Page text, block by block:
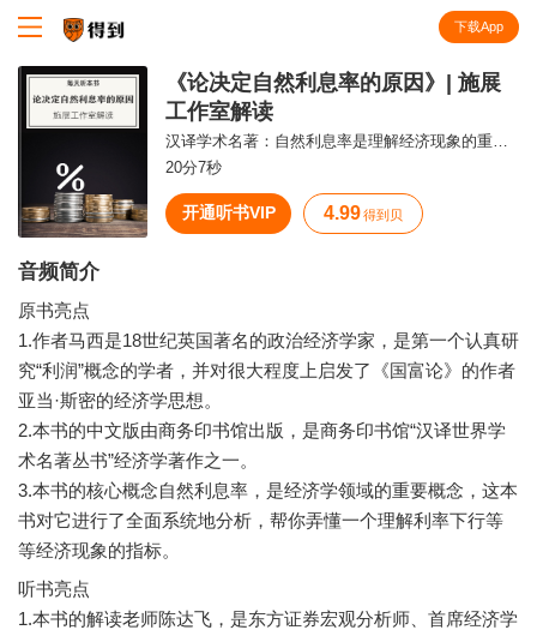
下载App
《论决定自然利息率的原因》| 施展
工作室解读
汉译学术名著：自然利息率是理解经济现象的重要指标。
20分7秒
开通听书VIP 4.99 得到贝
音频简介
原书亮点
1.作者马西是18世纪英国著名的政治经济学家，是第一个认真研
究“利润”概念的学者，并对很大程度上启发了《国富论》的作者
亚当·斯密的经济学思想。
2.本书的中文版由商务印书馆出版，是商务印书馆“汉译世界学
术名著丛书”经济学著作之一。
3.本书的核心概念自然利息率，是经济学领域的重要概念，这本
书对它进行了全面系统地分析，帮你弄懂一个理解利率下行等
听书亮点
1.本书的解读老师陈达飞，是东方证券宏观分析师、首席经济学